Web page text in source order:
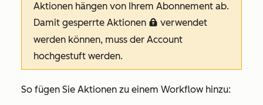
Aktionen hängen von Ihrem Abonnement ab.
Damit gesperrte Aktionen locked verwendet
werden können, muss der Account
hochgestuft werden.
So fügen Sie Aktionen zu einem Workflow hinzu: